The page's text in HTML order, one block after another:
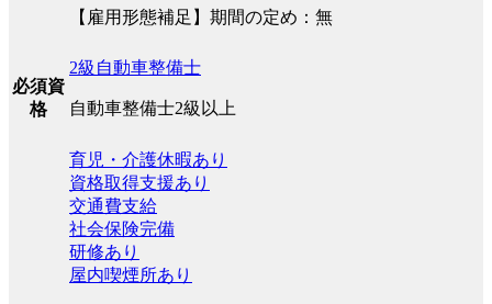
【雇用形態補足】期間の定め：無
必須資
格
2級自動車整備士
自動車整備士2級以上
育児・介護休暇あり
資格取得支援あり
交通費支給
社会保険完備
研修あり
屋内喫煙所あり